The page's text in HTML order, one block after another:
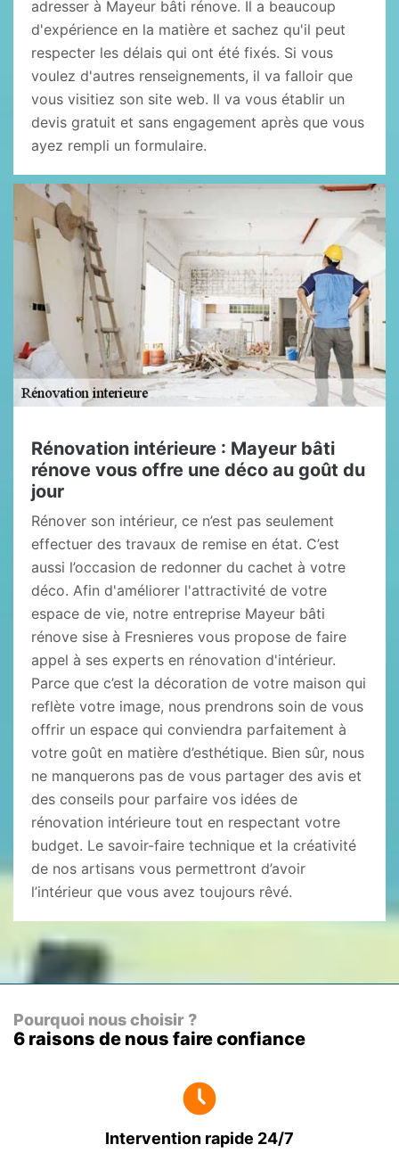
adresser à Mayeur bâti rénove. Il a beaucoup
d'expérience en la matière et sachez qu'il peut
respecter les délais qui ont été fixés. Si vous
voulez d'autres renseignements, il va falloir que
vous visitiez son site web. Il va vous établir un
devis gratuit et sans engagement après que vous
ayez rempli un formulaire.
Rénovation intérieure : Mayeur bâti
rénove vous offre une déco au goût du
jour
Rénover son intérieur, ce n’est pas seulement
effectuer des travaux de remise en état. C’est
aussi l’occasion de redonner du cachet à votre
déco. Afin d'améliorer l'attractivité de votre
espace de vie, notre entreprise Mayeur bâti
rénove sise à Fresnieres vous propose de faire
appel à ses experts en rénovation d'intérieur.
Parce que c’est la décoration de votre maison qui
reflète votre image, nous prendrons soin de vous
offrir un espace qui conviendra parfaitement à
votre goût en matière d’esthétique. Bien sûr, nous
ne manquerons pas de vous partager des avis et
des conseils pour parfaire vos idées de
rénovation intérieure tout en respectant votre
budget. Le savoir-faire technique et la créativité
de nos artisans vous permettront d’avoir
l’intérieur que vous avez toujours rêvé.
Pourquoi nous choisir ?
6 raisons de nous faire confiance
Intervention rapide 24/7